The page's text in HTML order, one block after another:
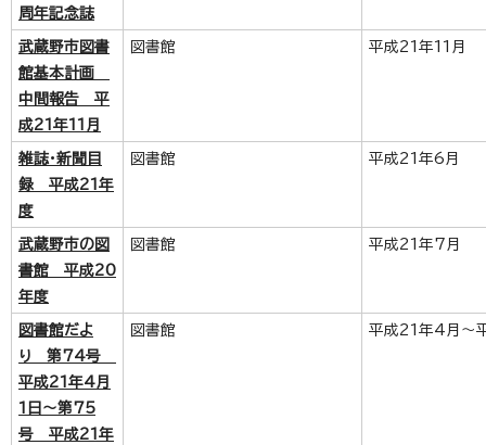
周年記念誌
武蔵野市図書
館基本計画
中間報告 平
成21年11月
図書館 平成21年11月
雑誌・新聞目
録 平成21年
度
図書館 平成21年6月
武蔵野市の図
書館 平成20
年度
図書館 平成21年7月
図書館だよ
り 第74号
平成21年4月
1日～第75
号 平成21年
図書館 平成21年4月～